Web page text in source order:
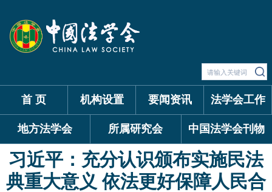
首 页 机构设置 要闻资讯 法学会工作
地方法学会 所属研究会 中国法学会刊物
习近平：充分认识颁布实施民法
典重大意义 依法更好保障人民合